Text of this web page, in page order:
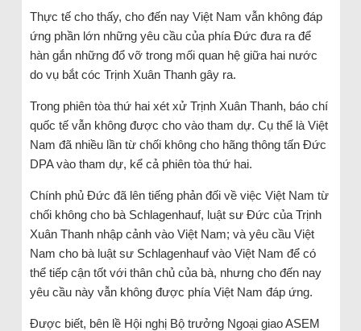
Thực tế cho thấy, cho đến nay Việt Nam vẫn không đáp
ứng phần lớn những yêu cầu của phía Đức đưa ra để
hàn gắn những đổ vỡ trong mối quan hệ giữa hai nước
do vụ bắt cóc Trịnh Xuân Thanh gây ra.
Trong phiên tòa thứ hai xét xử Trịnh Xuân Thanh, báo chí
quốc tế vẫn không được cho vào tham dự. Cụ thể là Việt
Nam đã nhiều lần từ chối không cho hãng thông tấn Đức
DPA vào tham dự, kể cả phiên tòa thứ hai.
Chính phủ Đức đã lên tiếng phản đối về việc Việt Nam từ
chối không cho bà Schlagenhauf, luật sư Đức của Trịnh
Xuân Thanh nhập cảnh vào Việt Nam; và yêu cầu Việt
Nam cho bà luật sư Schlagenhauf vào Việt Nam để có
thể tiếp cận tốt với thân chủ của bà, nhưng cho đến nay
yêu cầu này vẫn không được phía Việt Nam đáp ứng.
Được biết, bên lề Hội nghị Bộ trưởng Ngoại giao ASEM